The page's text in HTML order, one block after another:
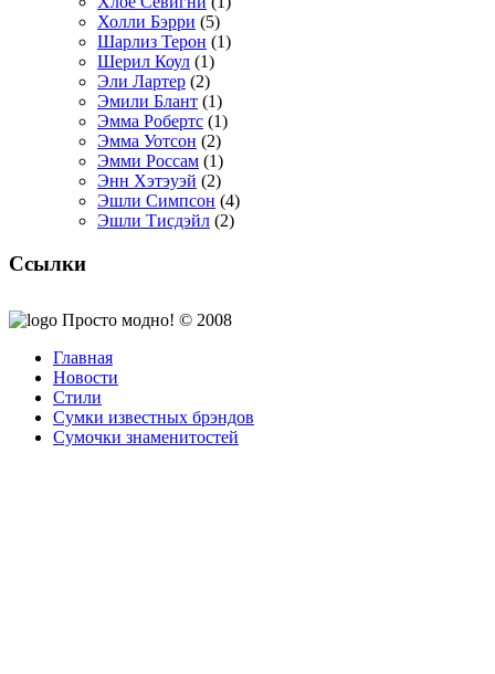
Холли Бэрри (5)
Шарлиз Терон (1)
Шерил Коул (1)
Эли Лартер (2)
Эмили Блант (1)
Эмма Робертс (1)
Эмма Уотсон (2)
Эмми Россам (1)
Энн Хэтэуэй (2)
Эшли Симпсон (4)
Эшли Тисдэйл (2)
Ссылки
Просто модно! © 2008
Главная
Новости
Стили
Сумки известных брэндов
Сумочки знаменитостей